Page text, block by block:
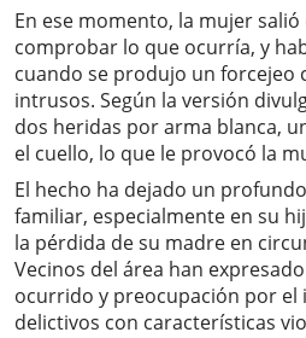
En ese momento, la mujer
comprobar lo que ocurría, y
cuando se produjo un forcejeo
intrusos. Según la versión
dos heridas por arma blanca,
el cuello, lo que le provocó la
El hecho ha dejado un
familiar, especialmente en su
la pérdida de su madre en
Vecinos del área han
ocurrido y preocupación por el
delictivos con características